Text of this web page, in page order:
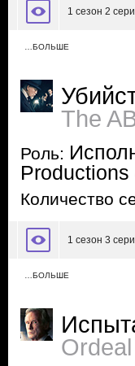
1 сезон 2
…БОЛЬШЕ
The
Роль:
Productions
Количество
1 сезон 3
…БОЛЬШЕ